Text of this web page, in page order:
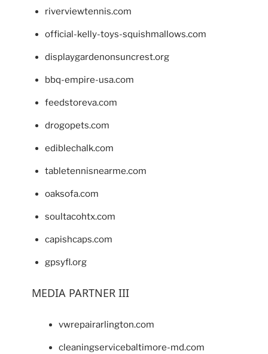
riverviewtennis.com
official-kelly-toys-squishmallows.com
displaygardenonsuncrest.org
bbq-empire-usa.com
feedstoreva.com
drogopets.com
ediblechalk.com
tabletennisnearme.com
oaksofa.com
soultacohtx.com
capishcaps.com
gpsyfl.org
MEDIA PARTNER III
vwrepairarlington.com
cleaningservicebaltimore-md.com